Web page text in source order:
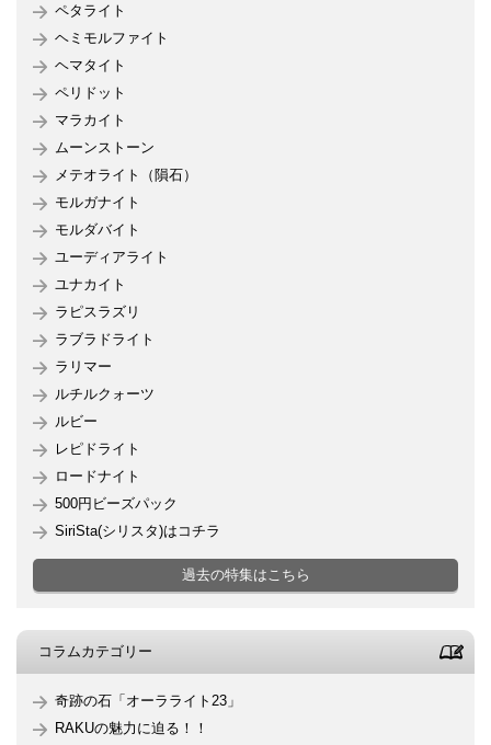
ペタライト
ヘミモルファイト
ヘマタイト
ペリドット
マラカイト
ムーンストーン
メテオライト（隕石）
モルガナイト
モルダバイト
ユーディアライト
ユナカイト
ラピスラズリ
ラブラドライト
ラリマー
ルチルクォーツ
ルビー
レピドライト
ロードナイト
500円ビーズパック
SiriSta(シリスタ)はコチラ
過去の特集はこちら
コラムカテゴリー
奇跡の石「オーラライト23」
RAKUの魅力に迫る！！